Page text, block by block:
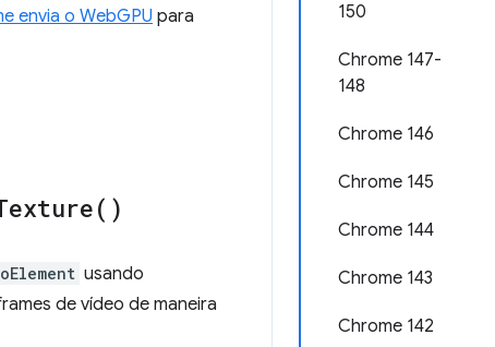
150
Chrome 147-
148
Chrome 146
Chrome 145
Chrome 144
Chrome 143
Chrome 142
envia o WebGPU para
)
usando
de vídeo de maneira